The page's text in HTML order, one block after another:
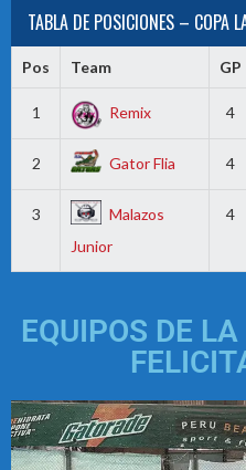
TABLA DE POSICIONES –
Pos Team GP
1 Remix 4
2 Gator Flia 4
3
Malazos
Junior
4
EQUIPOS DE